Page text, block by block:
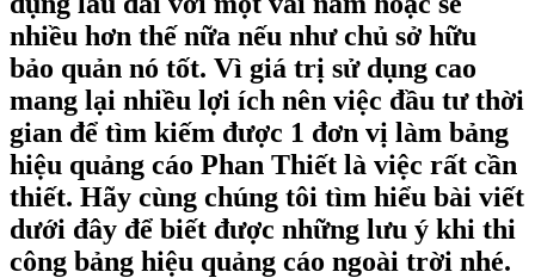
nhiều hơn thế nữa nếu như chủ sở hữu
bảo quản nó tốt. Vì giá trị sử dụng cao
mang lại nhiều lợi ích nên việc đầu tư thời
gian để tìm kiếm được 1 đơn vị làm bảng
hiệu quảng cáo Phan Thiết là việc rất cần
thiết. Hãy cùng chúng tôi tìm hiểu bài viết
dưới đây để biết được những lưu ý khi thi
công bảng hiệu quảng cáo ngoài trời nhé.